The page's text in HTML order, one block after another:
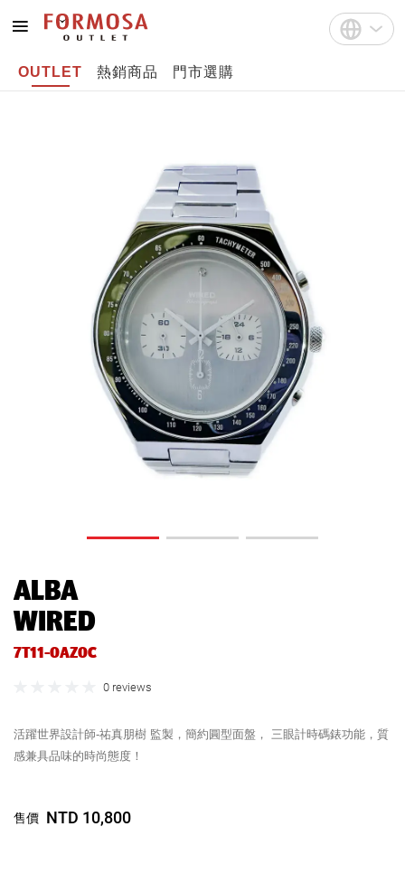
註冊
Tiếng Việt
OUTLET 熱銷商品 門市選購
ALBA
WIRED
7T11-0AZ0C
0 reviews
活躍世界設計師-祐真朋樹 監製，簡約圓型面盤， 三眼計時碼錶功能，質
感兼具品味的時尚態度！
售價 NTD 10,800